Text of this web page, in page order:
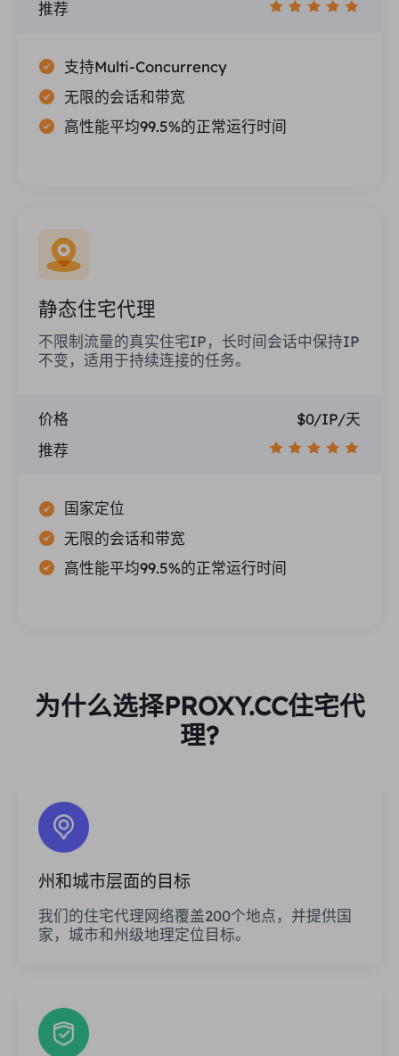
推荐
支持Multi-Concurrency
无限的会话和带宽
高性能平均99.5%的正常运行时间
静态住宅代理
不限制流量的真实住宅IP，长时间会话中保持IP
不变，适用于持续连接的任务。
价格
$0/IP/天
推荐
国家定位
无限的会话和带宽
高性能平均99.5%的正常运行时间
为什么选择PROXY.CC住宅代
理?
州和城市层面的目标
我们的住宅代理网络覆盖200个地点，并提供国
家，城市和州级地理定位目标。